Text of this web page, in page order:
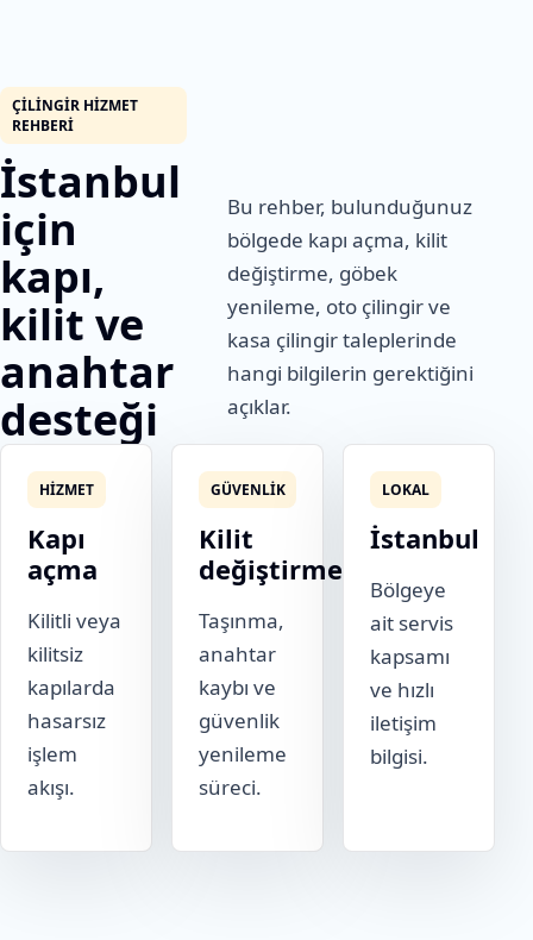
ÇILINGIR HIZMET
REHBERI
İstanbul
için
kapı,
kilit ve
anahtar
desteği
Bu rehber, bulunduğunuz
bölgede kapı açma, kilit
değiştirme, göbek
yenileme, oto çilingir ve
kasa çilingir taleplerinde
hangi bilgilerin gerektiğini
açıklar.
HIZMET
Kapı
açma
Kilitli veya
kilitsiz
kapılarda
hasarsız
işlem
akışı.
GÜVENLIK
Kilit
değiştirme
Taşınma,
anahtar
kaybı ve
güvenlik
yenileme
süreci.
LOKAL
İstanbul
Bölgeye
ait servis
kapsamı
ve hızlı
iletişim
bilgisi.